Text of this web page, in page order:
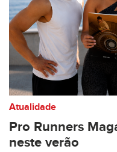
Atualidade
Pro Runners
neste verão